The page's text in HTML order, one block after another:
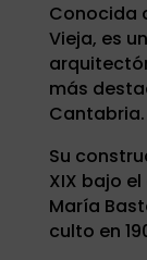
Conocida
Vieja, es
más
Cantabria.
Su
XIX bajo
María
culto en